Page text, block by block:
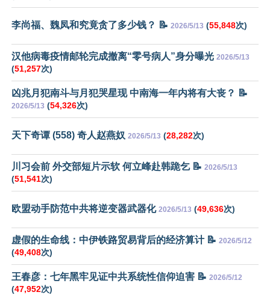
李尚福、魏凤和究竟贪了多少钱？ 📝 2026/5/13 (55,848次)
汉他病毒疫情邮轮完成撤离“零号病人”身分曝光 2026/5/13
(51,257次)
凶兆月犯南斗与月犯哭星现 中南海一年内将有大丧？ 📝
2026/5/13 (54,326次)
天下奇谭 (558) 奇人赵燕奴 2026/5/13 (28,282次)
川习会前 外交部短片示软 何立峰赴韩跪乞 📝 2026/5/13
(51,541次)
欧盟动手防范中共将逆变器武器化 2026/5/13 (49,636次)
虚假的生命线：中伊铁路贸易背后的经济算计 📝 2026/5/12
(49,408次)
王春彦：七年黑牢见证中共系统性信仰迫害 📝 2026/5/12
(47,952次)